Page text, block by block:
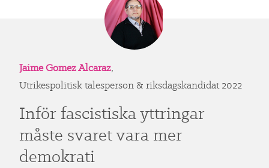
Jaime Gomez Alcaraz,
Utrikespolitisk talesperson & riksdagskandidat 2022
Inför fascistiska yttringar
måste svaret vara mer
demokrati